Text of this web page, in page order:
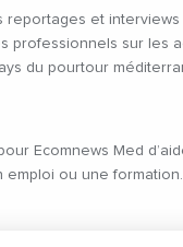
reportages et
professionnels sur les
du pourtour
Ecomnews Med
emploi ou une formation.